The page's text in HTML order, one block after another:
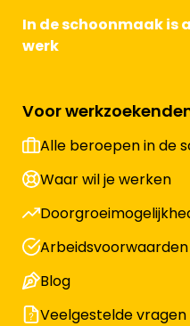
In de schoonmaak is
werk
Voor
Alle beroepen in de
Waar wil je werken
Arbeidsvoorwaarden
Blog
Veelgestelde vragen